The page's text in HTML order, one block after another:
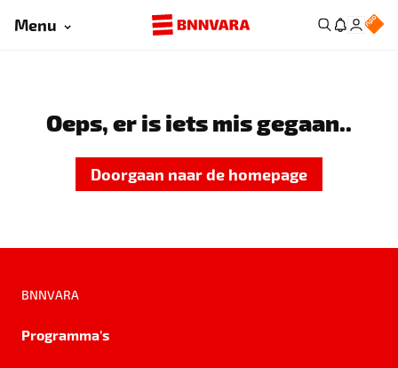
Menu
Oeps, er is iets mis gegaan..
Doorgaan naar de homepage
BNNVARA
Programma's